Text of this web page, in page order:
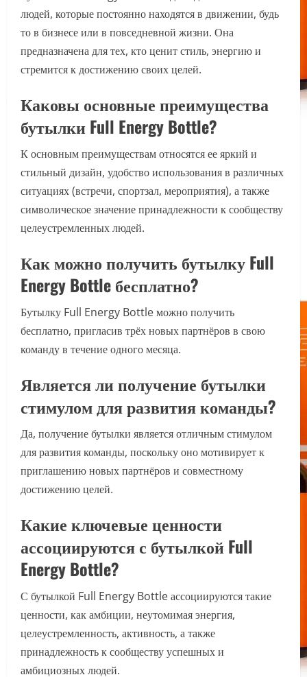
людей, которые постоянно находятся в движении, будь
то в бизнесе или в повседневной жизни. Она
предназначена для тех, кто ценит стиль, энергию и
стремится к достижению своих целей.
Каковы основные преимущества
бутылки Full Energy Bottle?
К основным преимуществам относятся ее яркий и
стильный дизайн, удобство использования в различных
ситуациях (встречи, спортзал, мероприятия), а также
символическое значение принадлежности к сообществу
целеустремленных людей.
Как можно получить бутылку Full
Energy Bottle бесплатно?
Бутылку Full Energy Bottle можно получить
бесплатно, пригласив трёх новых партнёров в свою
команду в течение одного месяца.
Является ли получение бутылки
стимулом для развития команды?
Да, получение бутылки является отличным стимулом
для развития команды, поскольку оно мотивирует к
приглашению новых партнёров и совместному
достижению целей.
Какие ключевые ценности
ассоциируются с бутылкой Full
Energy Bottle?
С бутылкой Full Energy Bottle ассоциируются такие
ценности, как амбиции, неутомимая энергия,
целеустремленность, активность, а также
принадлежность к сообществу успешных и
амбициозных людей.